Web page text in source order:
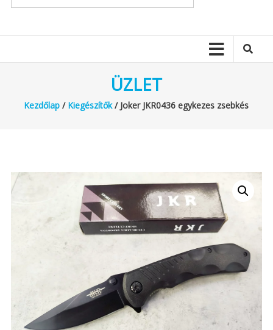
ÜZLET
Kezdőlap / Kiegészítők/ Joker JKR0436 egykezes zsebkés